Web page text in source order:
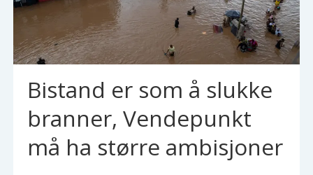
Bistand er som å slukke
branner, Vendepunkt
må ha større ambisjoner